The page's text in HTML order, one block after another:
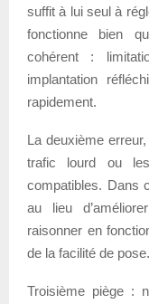
suffit à lui seul à
fonctionne bien
cohérent :
implantation
rapidement.
La deuxième
trafic lourd ou
compatibles. Dans
au lieu
raisonner en
de la facilité de pose.
Troisième piège :